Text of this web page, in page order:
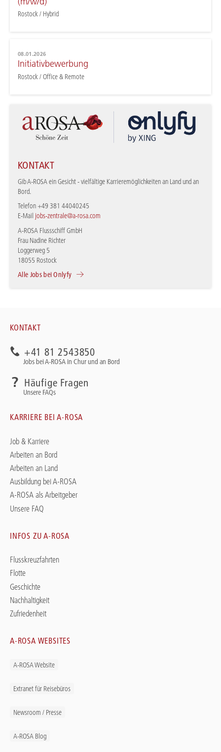
Rostock / Hybrid
08.01.2026
Initiativbewerbung
Rostock / Office & Remote
KONTAKT
Gib A-ROSA ein Gesicht - vielfältige Karrieremöglichkeiten an Land und an
Bord.
Telefon +49 381 44040245
E-Mail jobs-zentrale@a-rosa.com
A-ROSA Flussschiff GmbH
Frau Nadine Richter
Loggerweg 5
18055 Rostock
Alle Jobs bei Onlyfy
KONTAKT
+41 81 2543850
Jobs bei A-ROSA in Chur und an Bord
Häufige Fragen
Unsere FAQs
KARRIERE BEI A-ROSA
Job & Karriere
Arbeiten an Bord
Arbeiten an Land
Ausbildung bei A-ROSA
A-ROSA als Arbeitgeber
Unsere FAQ
INFOS ZU A-ROSA
Flusskreuzfahrten
Flotte
Geschichte
Nachhaltigkeit
Zufriedenheit
A-ROSA WEBSITES
A-ROSA Website
Extranet für Reisebüros
Newsroom / Presse
A-ROSA Blog